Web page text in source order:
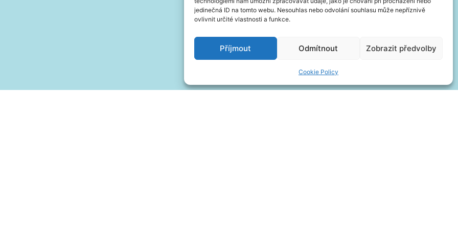
jedinečná ID na tomto webu. Nesouhlas nebo odvolání souhlasu může nepříznivě
ovlivnit určité vlastnosti a funkce.
Příjmout Odmítnout Zobrazit předvolby
Cookie Policy